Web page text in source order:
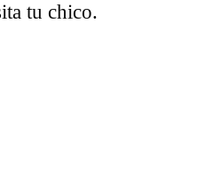
tu chico.